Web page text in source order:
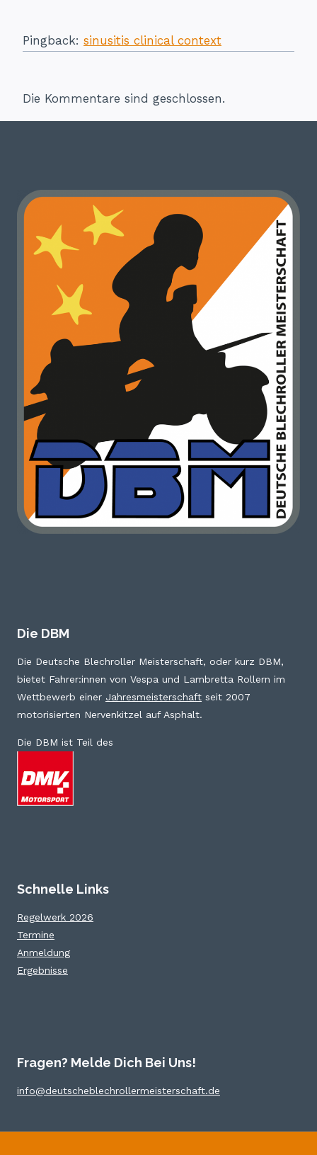
Pingback: sinusitis clinical context
Die Kommentare sind geschlossen.
Die DBM
Die Deutsche Blechroller Meisterschaft, oder kurz DBM,
bietet Fahrer:innen von Vespa und Lambretta Rollern im
Wettbewerb einer Jahresmeisterschaft seit 2007
motorisierten Nervenkitzel auf Asphalt.
Die DBM ist Teil des
Schnelle Links
Regelwerk 2026
Termine
Anmeldung
Ergebnisse
Fragen? Melde Dich Bei Uns!
info@deutscheblechrollermeisterschaft.de